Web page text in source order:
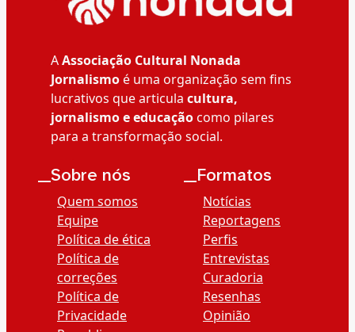
AAssociação Cultural Nonada
Jornalismoé uma organização sem fins
lucrativos que articula cultura,
jornalismo e educaçãocomo pilares
para a transformação social.
__Sobre nós
Quem somos
Equipe
Política de ética
Política de
correções
Política de
Privacidade
__Formatos
Notícias
Reportagens
Perfis
Entrevistas
Curadoria
Resenhas
Opinião